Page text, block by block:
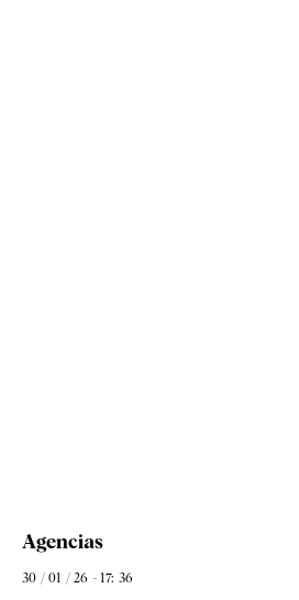
Agencias
30 / 01 / 26 - 17: 36